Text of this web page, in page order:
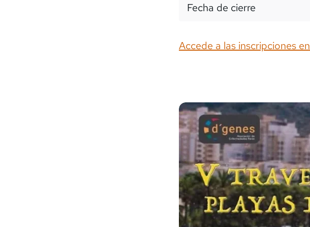
Fecha de cierre
Accede a las inscripciones en